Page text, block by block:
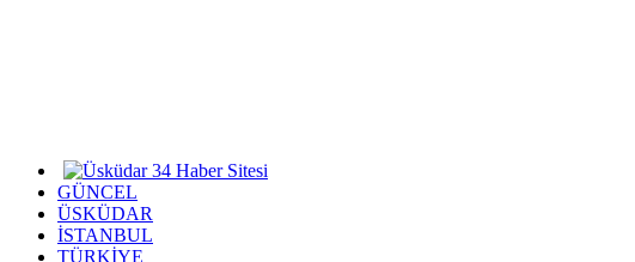
GÜNCEL
ÜSKÜDAR
İSTANBUL
TÜRKİYE